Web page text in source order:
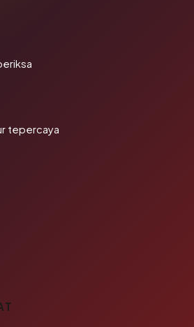
tepercaya